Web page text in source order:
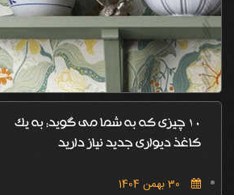
10 چیزی که به شما می گوید: به یک
کاغذ دیواری جدید نیاز دارید